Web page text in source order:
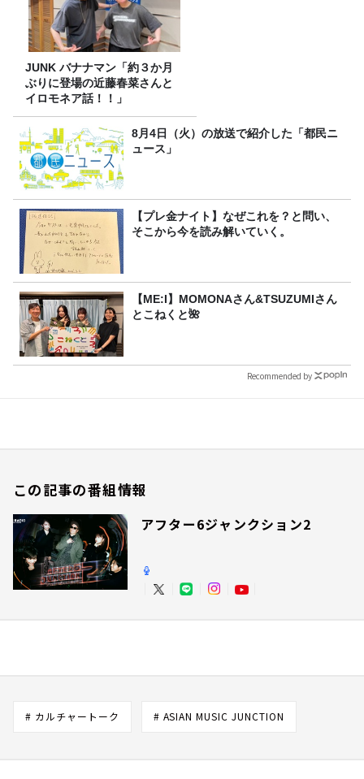
JUNK バナナマン「約３か月
ぶりに登場の近藤春菜さんと
イロモネア話！！」
8月4日（火）の放送で紹介した「都民ニ
ュース」
【プレ金ナイト】なぜこれを？と問い、
そこから今を読み解いていく。
【ME:I】MOMONAさん&TSUZUMIさん
とこねくと🌺
Recommended by
この記事の番組情報
アフター6ジャンクション2
# カルチャートーク # ASIAN MUSIC JUNCTION